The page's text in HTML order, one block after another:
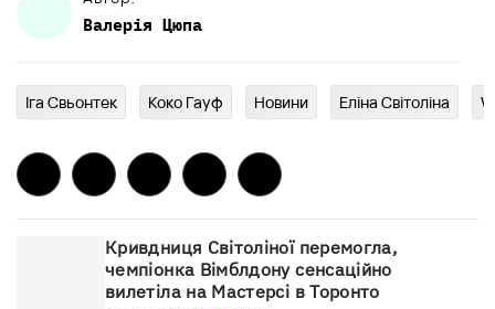
Валерія Цюпа
Іга Свьонтек Коко Гауф Новини Еліна Світоліна
Кривдниця Світоліної перемогла,
чемпіонка Вімблдону сенсаційно
вилетіла на Мастерсі в Торонто